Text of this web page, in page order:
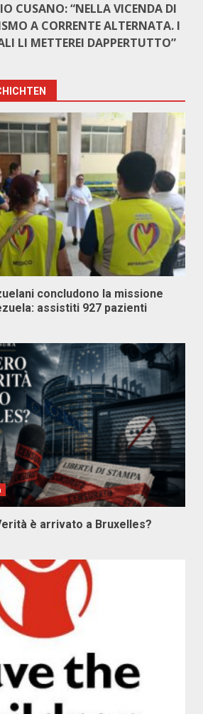
CUSANO: “NELLA VICENDA DI
A CORRENTE ALTERNATA. I
LI METTEREI DAPPERTUTTO”
concludono la missione
assistiti 927 pazienti
è arrivato a Bruxelles?